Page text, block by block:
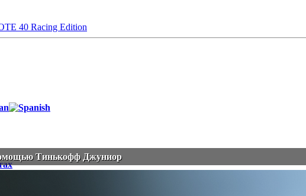
40 Racing Edition
Тинькофф Джуниор